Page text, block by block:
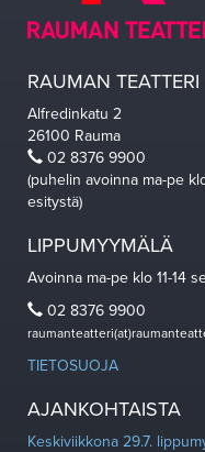
RAUMAN TEATTERI
Alfredinkatu 2
26100 Rauma
02 8376 9900
(puhelin avoinna ma-pe
esitystä)
LIPPUMYYMÄLÄ
Avoinna ma-pe klo 11-14
02 8376 9900
TIETOSUOJA
AJANKOHTAISTA
Keskiviikkona 29.7.